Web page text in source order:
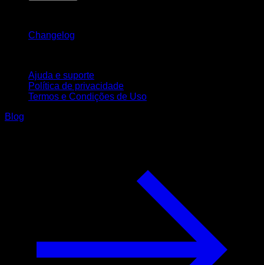
Changelog
Ajuda e suporte
Política de privacidade
Termos e Condições de Uso
Blog